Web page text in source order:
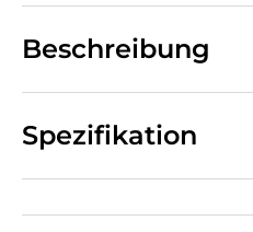
Beschreibung
Spezifikation